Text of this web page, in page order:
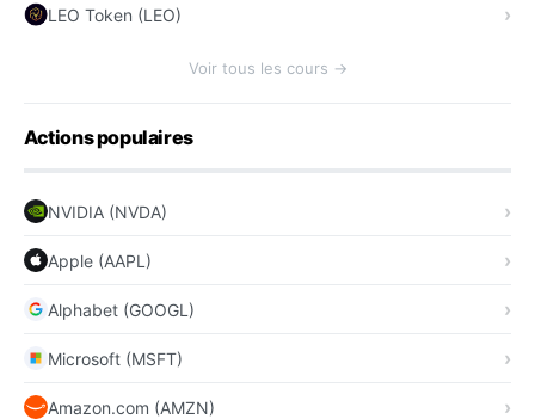
LEO Token (LEO)
Voir tous les cours →
Actions populaires
NVIDIA (NVDA)
Apple (AAPL)
Alphabet (GOOGL)
Microsoft (MSFT)
Amazon.com (AMZN)